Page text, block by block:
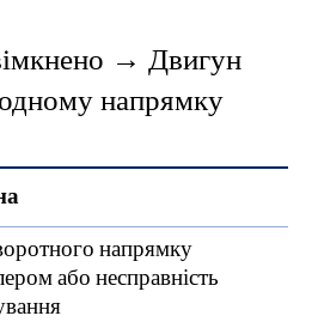
→ Двигун
напрямку
напрямку
або несправність